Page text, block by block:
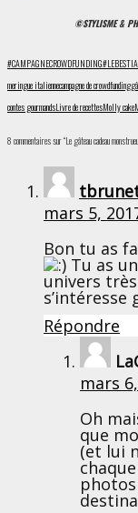
©STYLISME &
#CAMPAGNECROWDFUNDING
meringue italiennecampagne de crowdfunding
contes gourmandsLivre de recettesMolly cake
8 commentaires sur “Le gâteau cadeau
mars 5,
Bon tu as
Tu as
univers
Répondre
mars
Oh
que
(et lui